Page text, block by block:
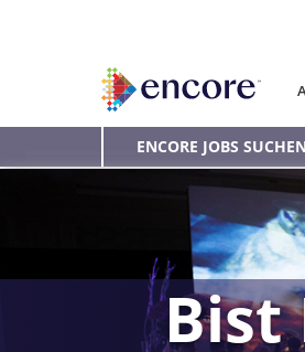
ENCORE JOBS SUCHEN
Bist